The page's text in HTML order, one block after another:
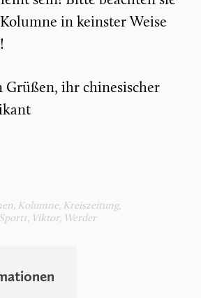
in keinster Weise
ihr chinesischer
, Kolumne, Kreiszeitung,
Sport1, Viktor, Werder